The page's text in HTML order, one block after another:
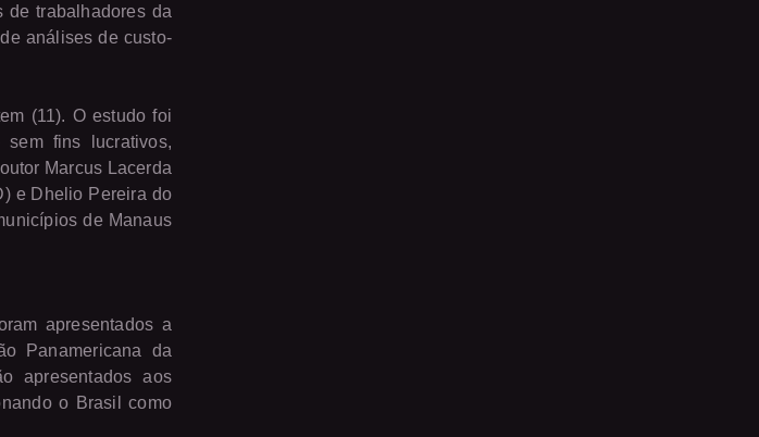
de trabalhadores da
análises de custo-
(11). O estudo foi
fins lucrativos,
Marcus Lacerda
e Dhelio Pereira do
de Manaus
apresentados a
Panamericana da
apresentados aos
o Brasil como